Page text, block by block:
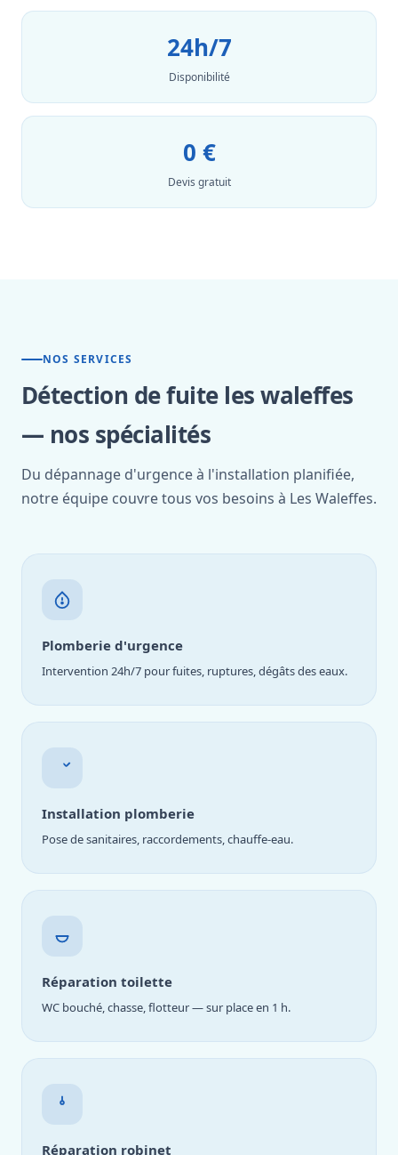
24h/7
Disponibilité
0 €
Devis gratuit
NOS SERVICES
Détection de fuite les waleffes
— nos spécialités
Du dépannage d'urgence à l'installation planifiée,
notre équipe couvre tous vos besoins à Les Waleffes.
Plomberie d'urgence
Intervention 24h/7 pour fuites, ruptures, dégâts des eaux.
Installation plomberie
Pose de sanitaires, raccordements, chauffe-eau.
Réparation toilette
WC bouché, chasse, flotteur — sur place en 1 h.
Réparation robinet